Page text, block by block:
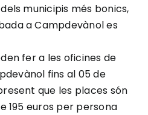
municipis més bonics,
a Campdevànol es
fer a les oficines de
fins al 05 de
que les places són
195 euros per persona